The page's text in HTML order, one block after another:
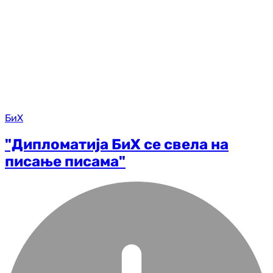
БиХ
"Дипломатија БиХ се свела на
писање писама"